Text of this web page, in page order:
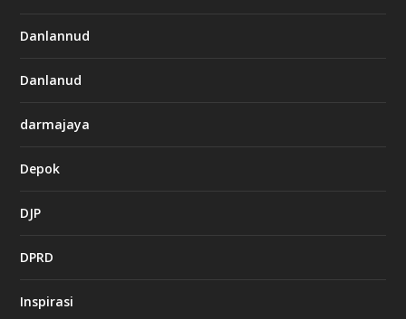
Danlannud
Danlanud
darmajaya
Depok
DJP
DPRD
Inspirasi